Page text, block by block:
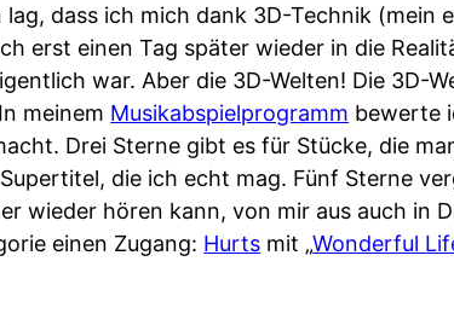
dass ich mich dank 3D-Technik (mein
erst einen Tag später wieder in die
war. Aber die 3D-Welten! Die 3D-
meinem Musikabspielprogramm bewerte
Drei Sterne gibt es für Stücke, die
die ich echt mag. Fünf Sterne
wieder hören kann, von mir aus auch in
einen Zugang: Hurts mit „Wonderful